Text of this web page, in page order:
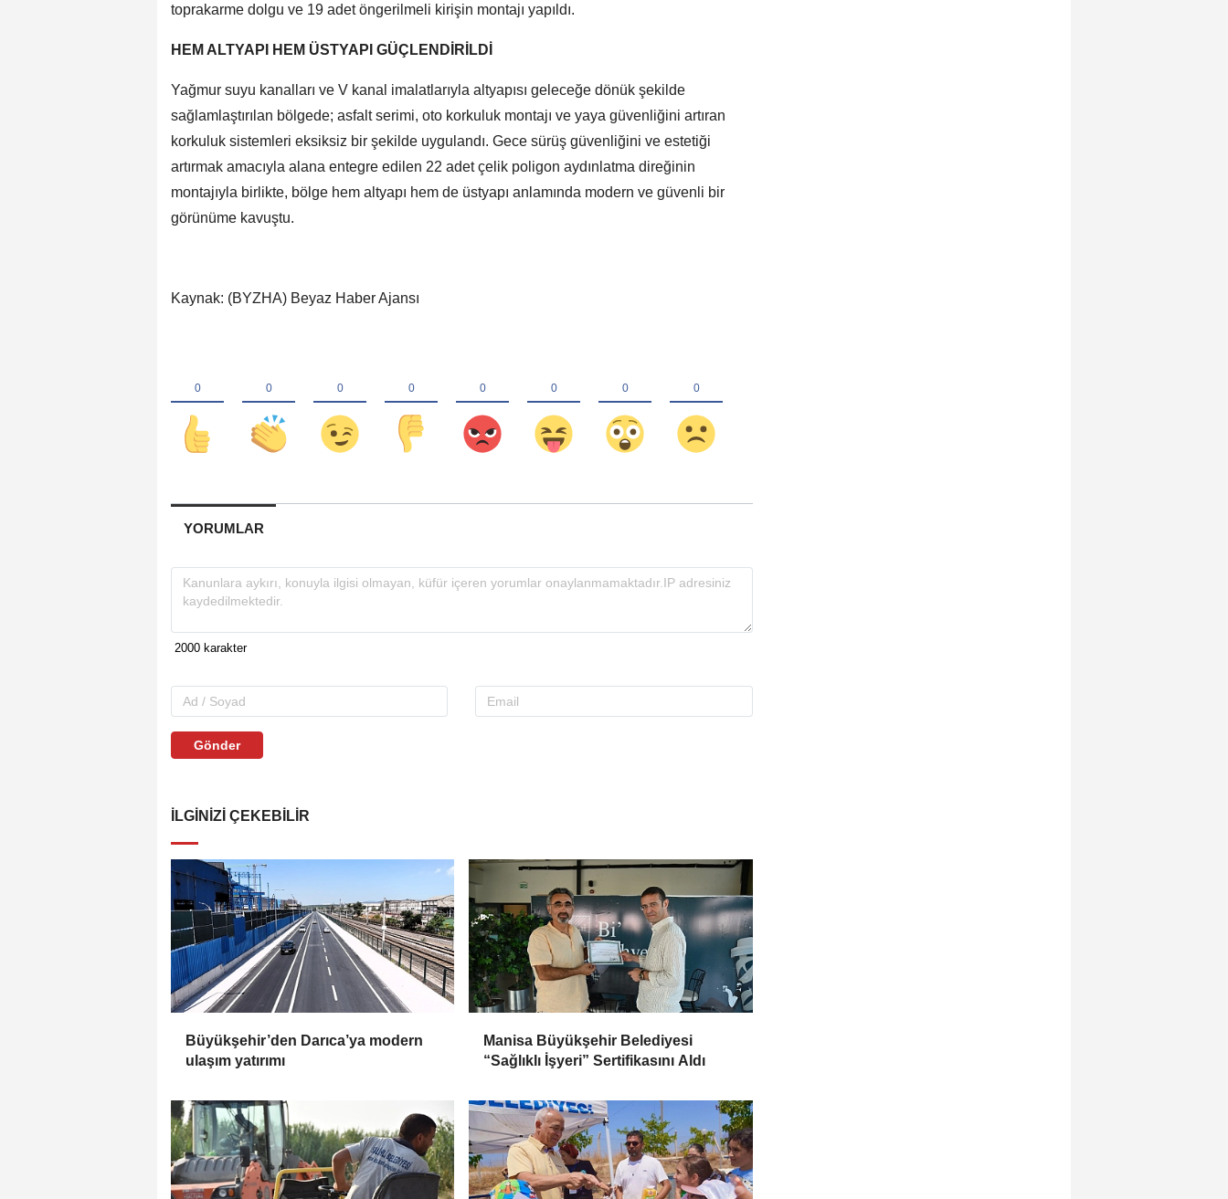
toprakarme dolgu ve 19 adet öngerilmeli kirişin montajı yapıldı.
HEM ALTYAPI HEM ÜSTYAPI GÜÇLENDİRİLDİ
Yağmur suyu kanalları ve V kanal imalatlarıyla altyapısı geleceğe dönük şekilde
sağlamlaştırılan bölgede; asfalt serimi, oto korkuluk montajı ve yaya güvenliğini artıran
korkuluk sistemleri eksiksiz bir şekilde uygulandı. Gece sürüş güvenliğini ve estetiği
artırmak amacıyla alana entegre edilen 22 adet çelik poligon aydınlatma direğinin
montajıyla birlikte, bölge hem altyapı hem de üstyapı anlamında modern ve güvenli bir
görünüme kavuştu.
Kaynak: (BYZHA) Beyaz Haber Ajansı
YORUMLAR
Gönder
İLGINIZI ÇEKEBILIR
Büyükşehir’den Darıca’ya modern
ulaşım yatırımı
Manisa Büyükşehir Belediyesi
“Sağlıklı İşyeri” Sertifikasını Aldı